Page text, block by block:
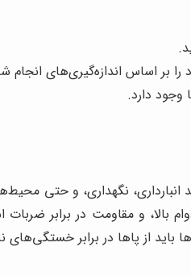
بر اساس اندازه‌گیری‌های انجام
وجود دارد.
نگهداری، و حتی
بالا، و مقاومت در برابر
باید از پاها در برابر